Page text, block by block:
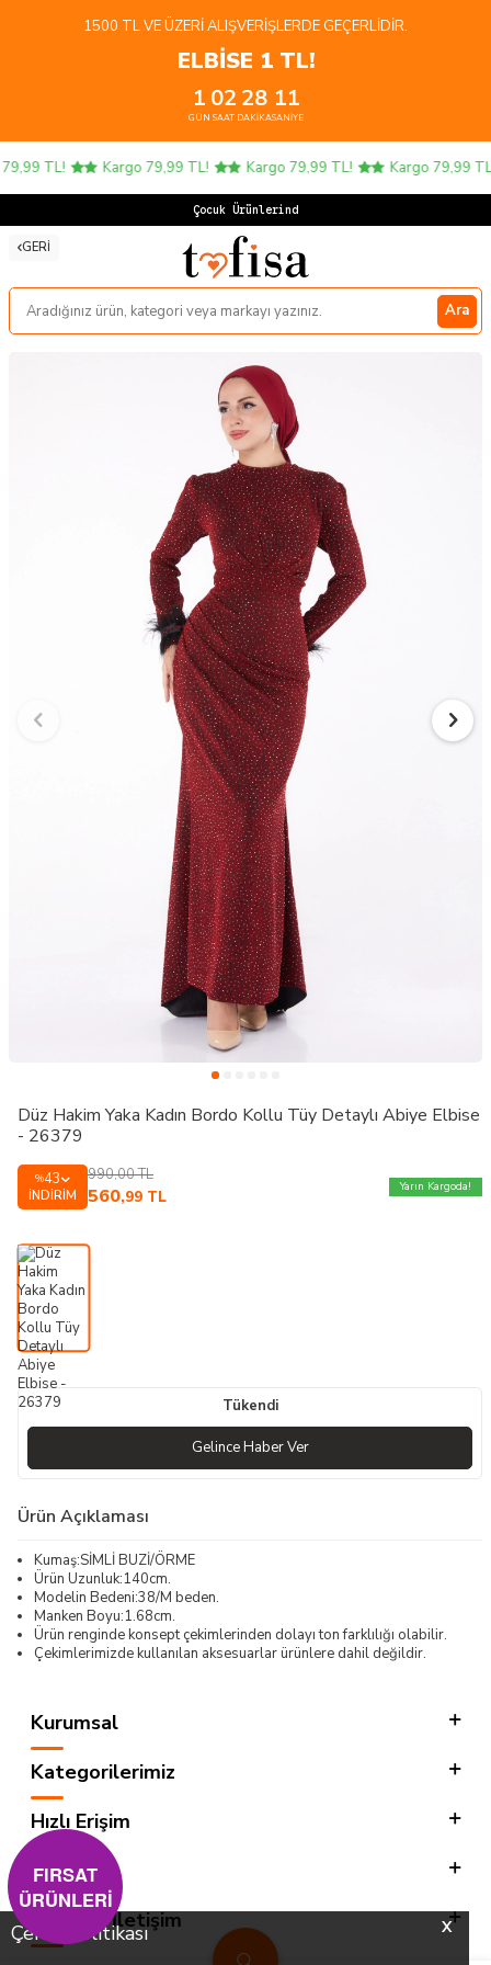
X
Çerez Politikası
1500 TL VE ÜZERI ALIŞVERIŞLERDE GEÇERLIDIR.
ELBİSE 1 TL!
1
GÜN
02
SAAT
28
DAKIKA
11
SANIYE
TL! Kargo 79,99 TL! Kargo 79,99 TL! Kargo 79,99 TL!
Çocuk Ürünlerinde
GERI
Ara
Düz Hakim Yaka Kadın Bordo Kollu Tüy Detaylı Abiye Elbise
- 26379
%43
İNDIRIM
990,00TL
560,99 TL
Yarın Kargoda!
Tükendi
Gelince Haber Ver
Ürün Açıklaması
Kumaş:SİMLİ BUZİ/ÖRME
Ürün Uzunluk:140cm.
Modelin Bedeni:38/M beden.
Manken Boyu:1.68cm.
Ürün renginde konsept çekimlerinden dolayı ton farklılığı olabilir.
Çekimlerimizde kullanılan aksesuarlar ürünlere dahil değildir.
Kurumsal
Kategorilerimiz
Hızlı Erişim
Sosyal
Adres & İletişim
FIRSAT
ÜRÜNLERİ